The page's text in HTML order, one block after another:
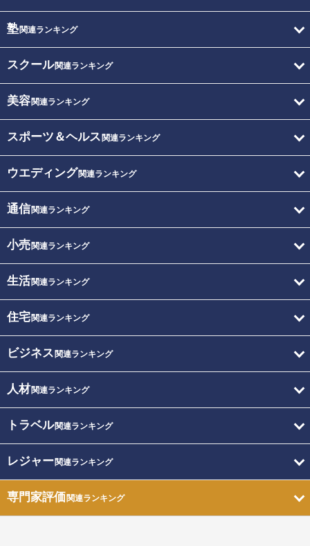
塾関連ランキング
スクール関連ランキング
美容関連ランキング
スポーツ＆ヘルス 関連ランキング
ウエディング関連ランキング
通信関連ランキング
小売関連ランキング
生活関連ランキング
住宅関連ランキング
ビジネス 関連ランキング
人材関連ランキング
トラベル関連ランキング
レジャー関連ランキング
専門家評価関連ランキング